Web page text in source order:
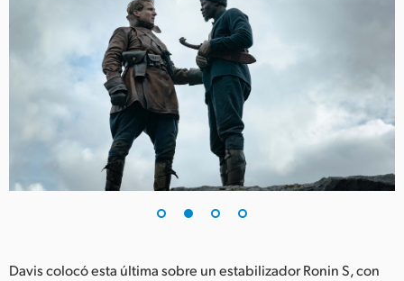
Singapore
South Africa
España
Sweden
Chinese Taipei
UAE
Davis colocó esta última sobre un estabilizador Ronin S, con